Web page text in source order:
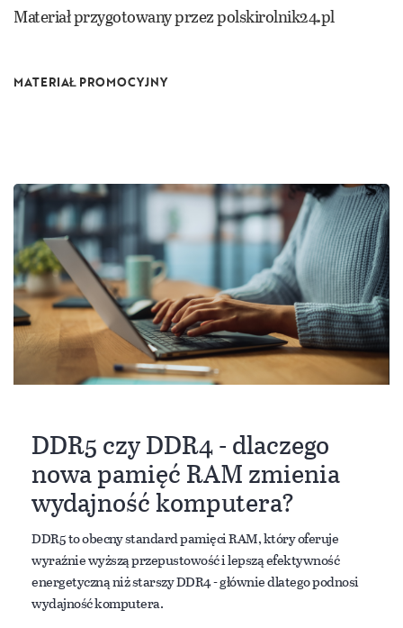
Materiał przygotowany przez polskirolnik24.pl
MATERIAŁ PROMOCYJNY
DDR5 czy DDR4 - dlaczego
nowa pamięć RAM zmienia
wydajność komputera?
DDR5 to obecny standard pamięci RAM, który oferuje
wyraźnie wyższą przepustowość i lepszą efektywność
energetyczną niż starszy DDR4 - głównie dlatego podnosi
wydajność komputera.